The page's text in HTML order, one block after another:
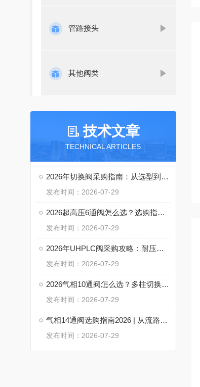
管路接头
其他阀类
技术文章
TECHNICAL ARTICLES
2026年切换阀采购指南：从选型到驱动方式全维度解析
发布时间：2026-07-29
2026超高压6通阀怎么选？选购指南来了
发布时间：2026-07-29
2026年UHPLC阀采购攻略：耐压等级、阀体材质、流路设计三维评估
发布时间：2026-07-29
2026气相10通阀怎么选？多柱切换核心部件选型参考
发布时间：2026-07-29
气相14通阀选购指南2026 | 从流路设计到密封技术一次讲透
发布时间：2026-07-29